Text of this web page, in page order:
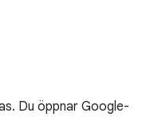
Du öppnar Google-